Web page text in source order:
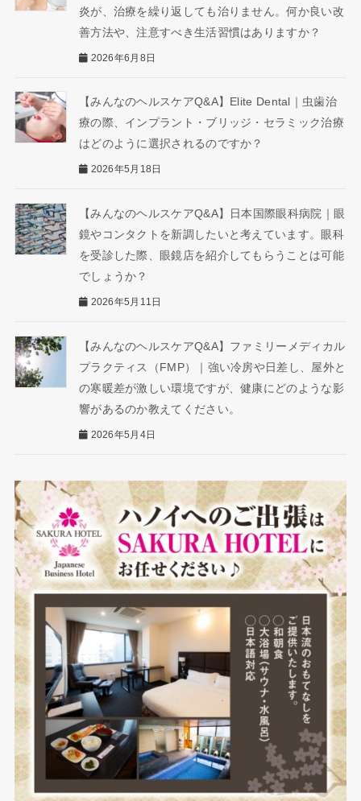
炎が、治療を繰り返しても治りません。何か良い改
善方法や、注意すべき生活習慣はありますか？
2026年6月8日
【みんなのヘルスケアQ&A】Elite Dental｜虫歯治
療の際、インプラント・ブリッジ・セラミック治療
はどのように選択されるのですか？
2026年5月18日
【みんなのヘルスケアQ&A】日本国際眼科病院｜眼
鏡やコンタクトを新調したいと考えています。眼科
を受診した際、眼鏡店を紹介してもらうことは可能
でしょうか？
2026年5月11日
【みんなのヘルスケアQ&A】ファミリーメディカル
プラクティス（FMP）｜強い冷房や日差し、屋外と
の寒暖差が激しい環境ですが、健康にどのような影
響があるのか教えてください。
2026年5月4日